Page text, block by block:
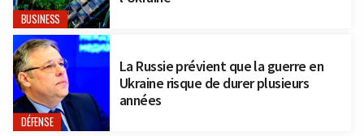
BUSINESS
DÉFENSE
La Russie prévient que la guerre en
Ukraine risque de durer plusieurs
années